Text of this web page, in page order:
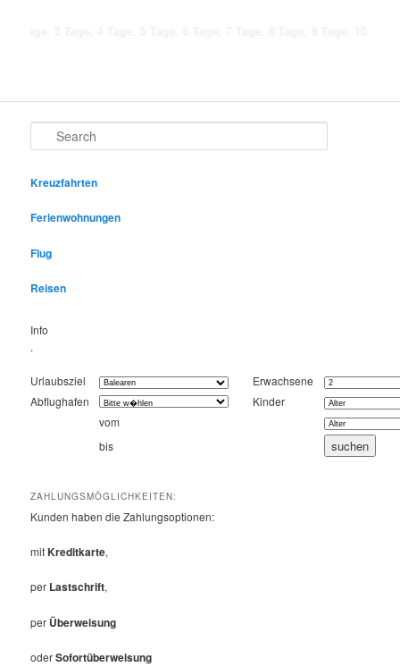
Search
Kreuzfahrten
Ferienwohnungen
Flug
Reisen
Info
.
Urlaubsziel
Erwachsene
Abflughafen
Kinder
vom
bis
ZAHLUNGSMÖGLICHKEITEN:
Kunden haben die Zahlungsoptionen:
mitKreditkarte,
per Lastschrift,
per Überweisung
oderSofortüberweisung